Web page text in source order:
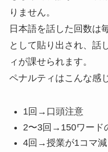
りません。
日本語を話した回数は
として貼り出され、話
ィが課せられます。
ペナルティはこんな感
1回→口頭注意
2〜3回→150ワード
4回→授業が1コマ減